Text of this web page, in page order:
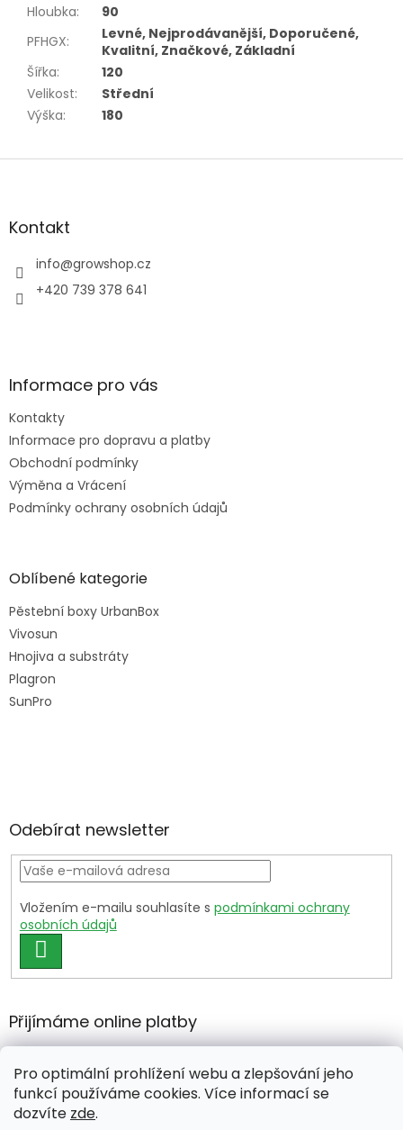
Pro optimální prohlížení webu a zlepšování jeho
funkcí používáme cookies. Více informací se
dozvíte zde.
Hloubka:
90
PFHGX:
Levné, Nejprodávanější, Doporučené,
Kvalitní, Značkové, Základní
Šířka:
120
Velikost:
Střední
Výška: 180
Z
aKontakt
info@growshop.cz
+420 739 378 641
Informace pro vás
Kontakty
Informace pro dopravu a platby
Obchodní podmínky
Výměna a Vrácení
Podmínky ochrany osobních údajů
Oblíbené kategorie
Pěstební boxy UrbanBox
Vivosun
Hnojiva a substráty
Plagron
SunPro
Odebírat newsletter
Vložením e-mailu souhlasíte s podmínkami ochrany
osobních údajů
SE
Přijímáme online platby